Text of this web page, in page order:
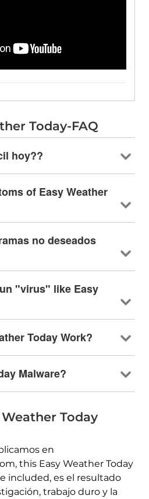
Today-FAQ
hoy??
of Easy Weather
no deseados
"virus" like Easy
Today Work?
Malware?
Today
en
this Easy Weather Today
included, es el resultado
trabajo duro y la